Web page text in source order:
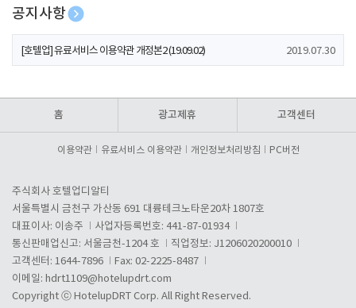
공지사항
[호텔업] 개인정보 처리방침 개정본1 (19.09.02)
[호텔업] 유료서비스 이용약관 개정본2 (19.09.02) 2019.07.30
홈 광고제휴 고객센터
이용약관 유료서비스 이용약관 개인정보처리방침 PC버전
주식회사 호텔업디알티
서울특별시 금천구 가산동 691 대륭테크노타운20차 1807호
대표이사: 이송주
사업자등록번호: 441-87-01934
통신판매업신고: 서울금천-1204 호
직업정보: J1206020200010
고객센터: 1644-7896
Fax: 02-2225-8487
이메일: hdrt1109@hotelupdrt.com
Copyright ⓒ HotelupDRT Corp. All Right Reserved.